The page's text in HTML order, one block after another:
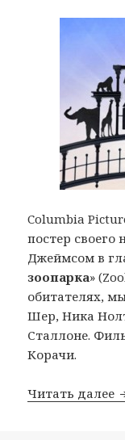
Columbia
постер
Джеймсом в
зоопарка»
обитателях,
Шер, Ника
Сталлоне.
Корачи.
Читать далее